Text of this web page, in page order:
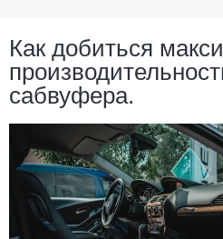
Как добиться
сабвуфера.